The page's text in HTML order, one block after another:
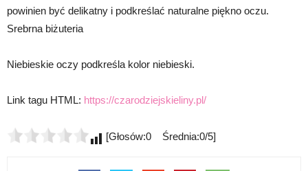
powinien być delikatny i podkreślać naturalne piękno oczu.
Srebrna biżuteria
Niebieskie oczy podkreśla kolor niebieski.
Link tagu HTML: https://czarodziejskieliny.pl/
[Głosów:0 Średnia:0/5]